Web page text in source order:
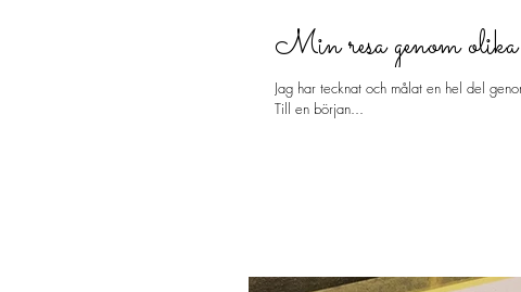
Min resa genom olika
Jag har tecknat och målat en hel del
Till en början...